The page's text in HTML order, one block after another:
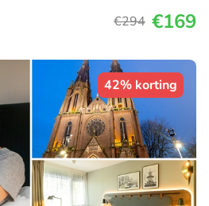
€294 €169
42% korting